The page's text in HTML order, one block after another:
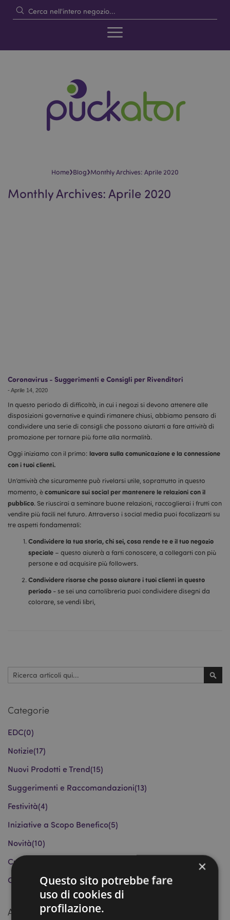
Home›Blog›Monthly Archives: Aprile 2020
Monthly Archives: Aprile 2020
Coronavirus - Suggerimenti e Consigli per Rivenditori
- Aprile 14, 2020
In questo periodo di difficoltà, in cui i negozi si devono attenere alle
disposizioni governative e quindi rimanere chiusi, abbiamo pensato di
condividere una serie di consigli che possono aiutarti a fare attività di
promozione per tornare più forte alla normalità.
Oggi iniziamo con il primo: lavora sulla comunicazione e la connessione
con i tuoi clienti.
Un’attività che sicuramente può rivelarsi utile, soprattutto in questo
momento, ècomunicare sui social per mantenere le relazioni con il
pubblico. Se riuscirai a seminare buone relazioni, raccoglierai i frutti con
vendite più facili nel futuro. Attraverso i social media puoi focalizzarti su
tre aspetti fondamentali:
Condividere la tua storia, chi sei, cosa rende te e il tuo negozio
speciale – questo aiuterà a farti conoscere, a collegarti con più
persone e ad acquisire più followers.
Condividere risorse che posso aiutare i tuoi clienti in questo
periodo - se sei una cartolibreria puoi condividere disegni da
colorare, se vendi libri,
Cerca
Categorie
EDC(0)
Notizie(17)
Nuovi Prodotti e Trend(15)
Suggerimenti e Raccomandazioni(13)
Festività(4)
Iniziative a Scopo Benefico(5)
Novità(10)
Curiosità
Collezioni e Licenze(0)
Articoli Recenti
×
Questo sito potrebbe fare
uso di cookies di
profilazione.